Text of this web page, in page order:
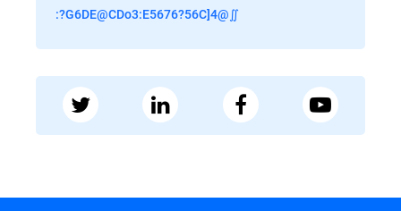
:?G6DE@CDo3:E5676?56C]4@∬